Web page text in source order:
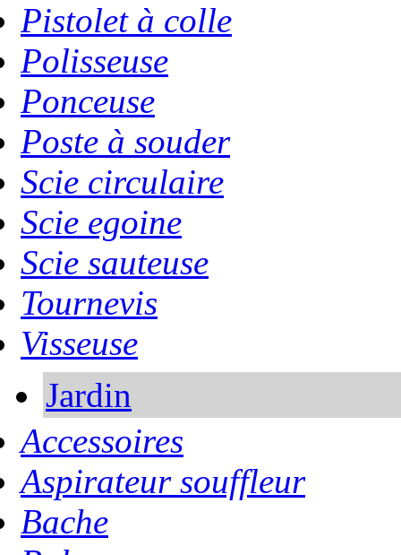
Pistolet à colle
Polisseuse
Ponceuse
Poste à souder
Scie circulaire
Scie egoine
Scie sauteuse
Tournevis
Visseuse
Jardin
Accessoires
Aspirateur souffleur
Bache